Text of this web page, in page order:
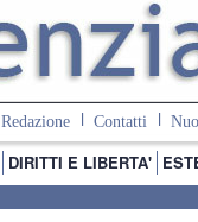
Redazione Contatti
DIRITTI E LIBERTA'